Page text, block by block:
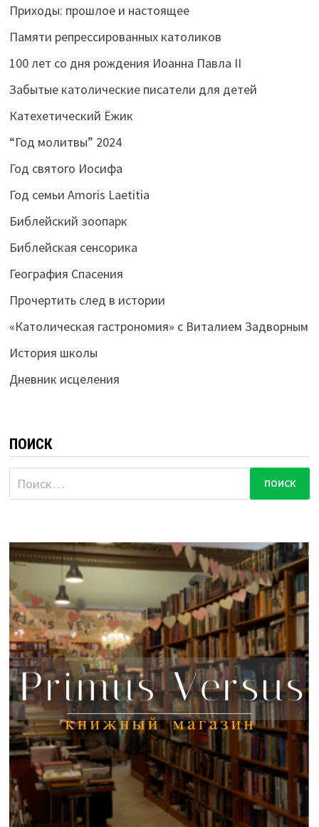
Приходы: прошлое и настоящее
Памяти репрессированных католиков
100 лет со дня рождения Иоанна Павла II
Забытые католические писатели для детей
Катехетический Ёжик
“Год молитвы” 2024
Год святого Иосифа
Год семьи Amoris Laetitia
Библейский зоопарк
Библейская сенсорика
География Спасения
Прочертить след в истории
«Католическая гастрономия» с Виталием Задворным
История школы
Дневник исцеления
ПОИСК
Найти: